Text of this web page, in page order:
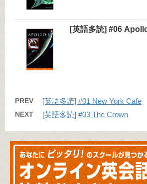
[英語多読] #06
PREV [英語多読] #01 New York Cafe
NEXT [英語多読] #03 The Crown